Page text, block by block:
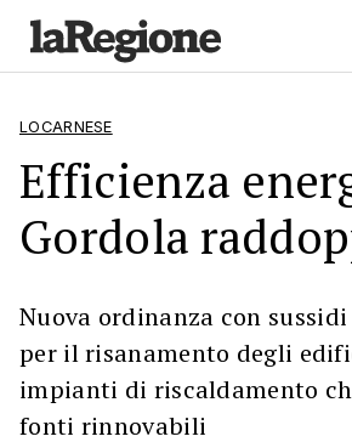
LOCARNESE
Efficienza
Gordola
Nuova ordinanza con
per il risanamento degli
impianti di riscaldamento
fonti rinnovabili